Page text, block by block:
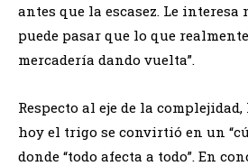
antes que la escasez. Le interesa
puede pasar que lo que
mercadería dando vuelta”.
Respecto al eje de la
hoy el trigo se convirtió en un
donde “todo afecta a todo”. En